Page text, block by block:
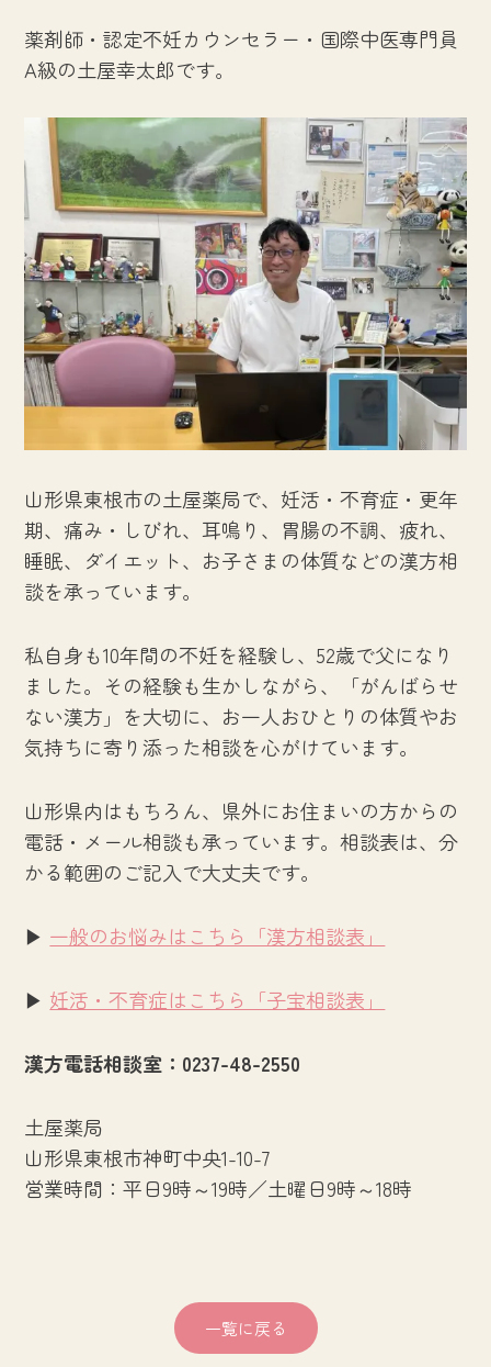
薬剤師・認定不妊カウンセラー・国際中医専門員
A級の土屋幸太郎です。
山形県東根市の土屋薬局で、妊活・不育症・更年
期、痛み・しびれ、耳鳴り、胃腸の不調、疲れ、
睡眠、ダイエット、お子さまの体質などの漢方相
談を承っています。
私自身も10年間の不妊を経験し、52歳で父になり
ました。その経験も生かしながら、「がんばらせ
ない漢方」を大切に、お一人おひとりの体質やお
気持ちに寄り添った相談を心がけています。
山形県内はもちろん、県外にお住まいの方からの
電話・メール相談も承っています。相談表は、分
かる範囲のご記入で大丈夫です。
▶ 一般のお悩みはこちら「漢方相談表」
▶ 妊活・不育症はこちら「子宝相談表」
漢方電話相談室：0237-48-2550
土屋薬局
山形県東根市神町中央1-10-7
営業時間：平日9時～19時／土曜日9時～18時
一覧に戻る